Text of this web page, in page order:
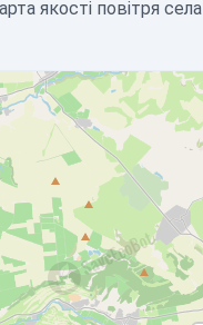
якості повітря села